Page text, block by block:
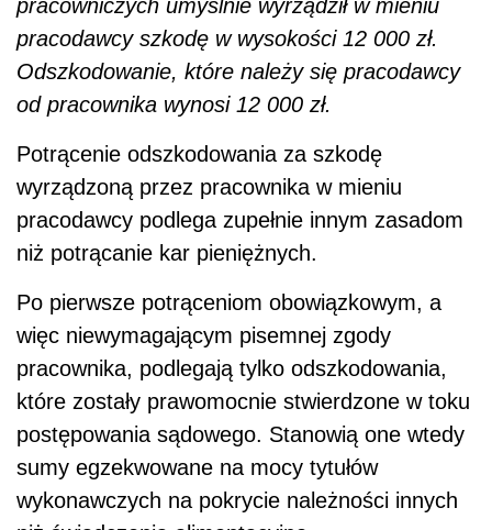
pracowniczych umyślnie wyrządził w mieniu
pracodawcy szkodę w wysokości 12 000 zł.
Odszkodowanie, które należy się pracodawcy
od pracownika wynosi 12 000 zł.
Potrącenie odszkodowania za szkodę
wyrządzoną przez pracownika w mieniu
pracodawcy podlega zupełnie innym zasadom
niż potrącanie kar pieniężnych.
Po pierwsze potrąceniom obowiązkowym, a
więc niewymagającym pisemnej zgody
pracownika, podlegają tylko odszkodowania,
które zostały prawomocnie stwierdzone w toku
postępowania sądowego. Stanowią one wtedy
sumy egzekwowane na mocy tytułów
wykonawczych na pokrycie należności innych